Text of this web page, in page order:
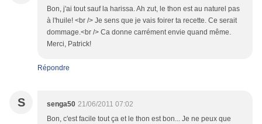
Bon, j'ai tout sauf la harissa. Ah zut, le thon est au naturel pas
à l'huile! <br /> Je sens que je vais foirer ta recette. Ce serait
dommage.<br /> Ca donne carrément envie quand même.
Merci, Patrick!
Répondre
S senga50 21/06/2011 07:02
Bon, c'est facile tout ça et le thon est bon... Je ne peux que